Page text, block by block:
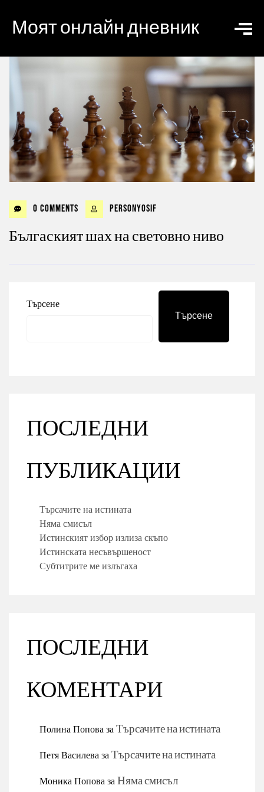
Моят онлайн дневник
0 Comments personyosif
Бългаският шах на световно ниво
Търсене
Търсене
ПОСЛЕДНИ
ПУБЛИКАЦИИ
Търсачите на истината
Няма смисъл
Истинският избор излиза скъпо
Истинската несъвършеност
Субтитрите ме излъгаха
ПОСЛЕДНИ
КОМЕНТАРИ
Полина ПоповазаТърсачите на истината
Петя ВасилевазаТърсачите на истината
Моника ПоповазаНяма смисъл